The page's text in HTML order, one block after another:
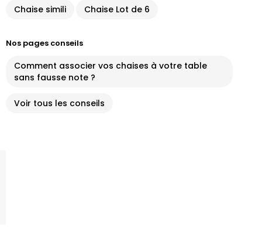
Chaise simili Chaise Lot de 6
Nos pages conseils
Comment associer vos chaises à votre table
sans fausse note ?
Voir tous les conseils